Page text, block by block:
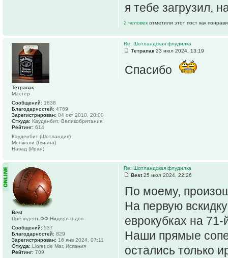
я тебе загрузил,
2 человек отметили этот пост как
Re: Шотландская флудилка
Тетрапак 23 июл 2024, 13:19
Спасибо
Тетрапак
Мастер
Сообщений: 1838
Благодарностей: 4769
Зарегистрирован: 04 окт 2010, 20:00
Откуда: Кауденбит, Великобритания
Рейтинг: 614
Кауденбит (Шотландия)
Монжоли (Гвиана)
Навад (Иран)
Re: Шотландская флудилка
Best25 июл 2024, 22:26
По моему,
На первую
еврокубках на 71-
Наши прямые
остались только
Best
Президент ФФ Нидерландов
Сообщений: 537
Благодарностей: 829
Зарегистрирован: 16 янв 2024, 07:11
Откуда: Lloret de Mar, Испания
Рейтинг: 709